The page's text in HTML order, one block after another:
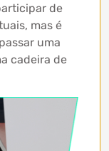
de
mas é
uma
cadeira de